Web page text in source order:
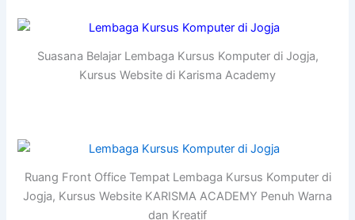
Suasana Belajar Lembaga Kursus Komputer di Jogja,
Kursus Website di Karisma Academy
Ruang Front Office Tempat Lembaga Kursus Komputer di
Jogja, Kursus Website KARISMA ACADEMY Penuh Warna
dan Kreatif